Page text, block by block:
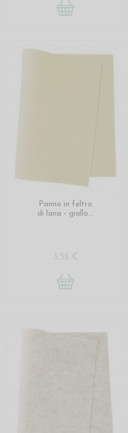
Panno in feltro
di lana - giallo...
3,55 €